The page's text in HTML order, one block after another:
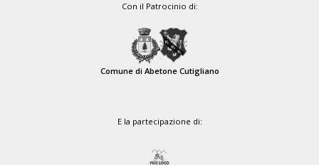
Con il Patrocinio di:
Comune di Abetone Cutigliano
E la partecipazione di: